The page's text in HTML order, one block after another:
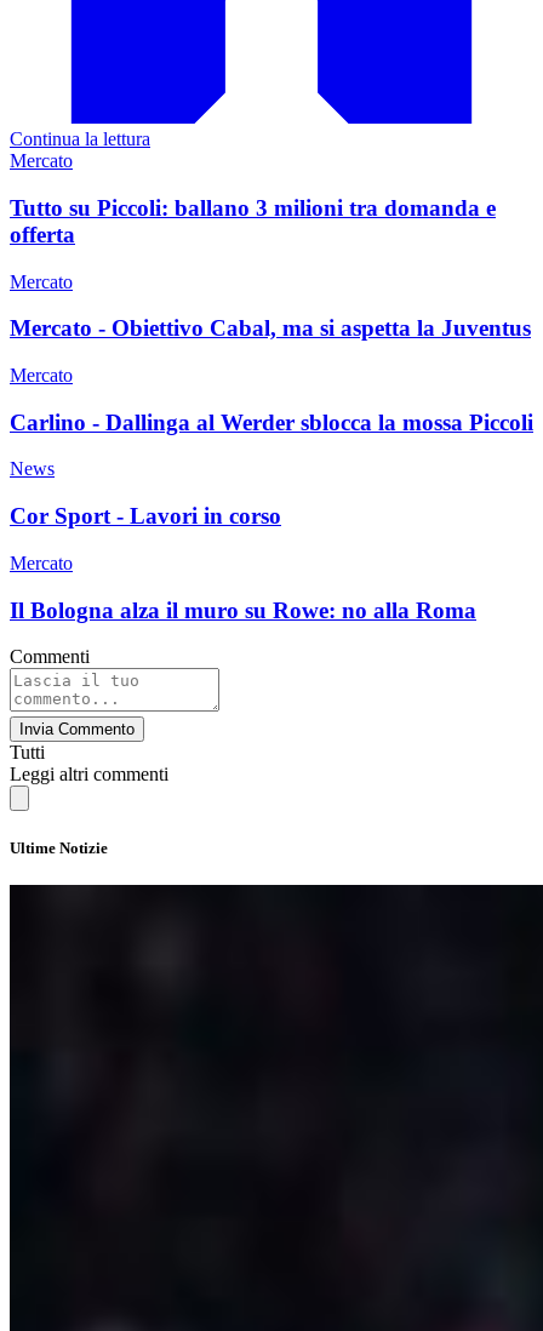
Continua la lettura
Mercato
Tutto su Piccoli: ballano 3 milioni tra domanda e
offerta
Mercato
Mercato - Obiettivo Cabal, ma si aspetta la Juventus
Mercato
Carlino - Dallinga al Werder sblocca la mossa Piccoli
News
Cor Sport - Lavori in corso
Mercato
Il Bologna alza il muro su Rowe: no alla Roma
Commenti
Invia Commento
Tutti
Leggi altri commenti
Ultime Notizie